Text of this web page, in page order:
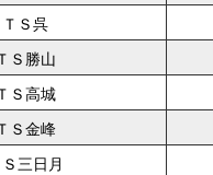
ＴＳ呉
Ｓ勝山
Ｓ高城
Ｓ金峰
Ｓ三日月